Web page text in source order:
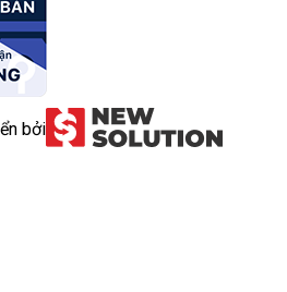
bởi